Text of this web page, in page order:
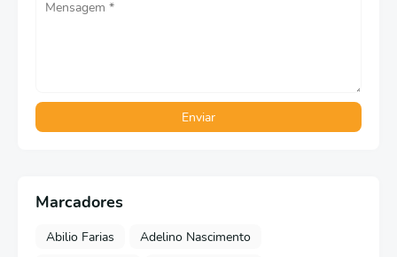
Marcadores
Abilio Farias
Adelino Nascimento